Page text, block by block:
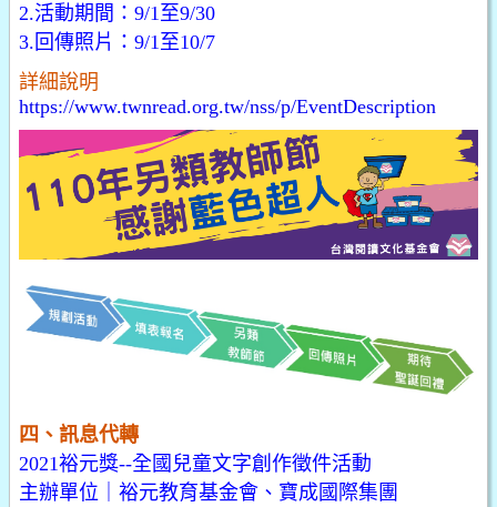
2.活動期間：9/1至9/30
3.回傳照片：9/1至10/7
詳細說明
https://www.twnread.org.tw/nss/p/EventDescription
四、訊息代轉
2021裕元獎--全國兒童文字創作徵件活動
主辦單位｜裕元教育基金會、寶成國際集團